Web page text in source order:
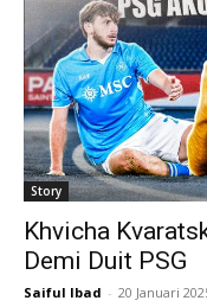
Story
Khvicha
Demi Duit PSG
Saiful Ibad - 20 Januari